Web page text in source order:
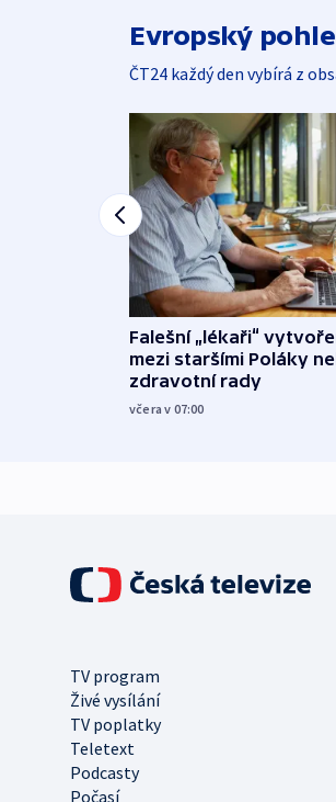
Evropský
ČT24 každý den vybírá z
Falešní „lékaři“
mezi staršími Poláky
zdravotní rady
včera v 07:00
TV program
Živé vysílání
TV poplatky
Teletext
Podcasty
Počasí